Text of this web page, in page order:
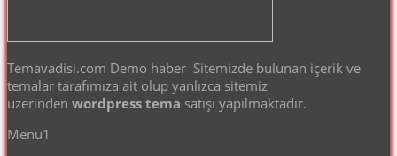
Temavadisi.com Demo haber Sitemizde bulunan içerik ve
temalar tarafımıza ait olup yanlızca sitemiz
üzerinden wordpress tema satışı yapılmaktadır.
Menu1